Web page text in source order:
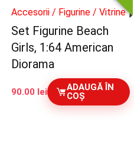
Accesorii / Figurine / Vitrine
Set Figurine Beach
Girls, 1:64 American
Diorama
90.00 lei
ADAUGĂ ÎN
COȘ